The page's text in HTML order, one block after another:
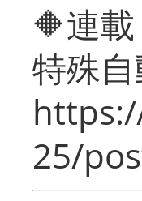
🔶連
特殊
25/